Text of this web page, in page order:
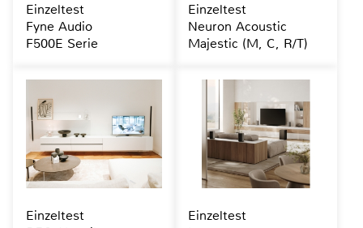
Einzeltest
Fyne Audio
F500E Serie
Einzeltest
Neuron Acoustic
Majestic (M, C, R/T)
Einzeltest
Einzeltest